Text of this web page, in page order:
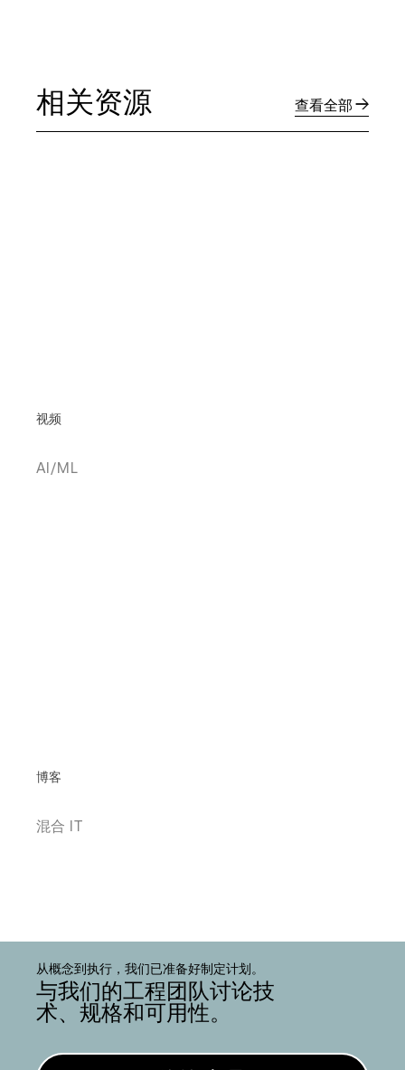
相关资源 查看全部
视频
AI/ML
博客
混合 IT
从概念到执行，我们已准备好制定计划。
与我们的工程团队讨论技
术、规格和可用性。